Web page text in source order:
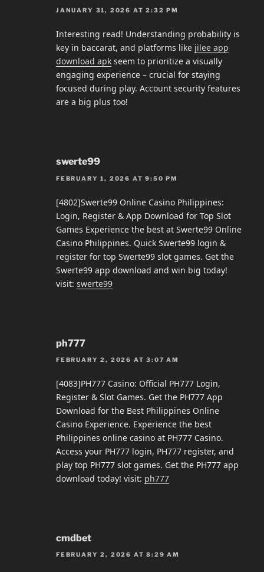
JANUARY 31, 2026 AT 2:32 PM
Interesting read! Understanding probability is
key in baccarat, and platforms like jilee app
download apk seem to prioritize a visually
engaging experience – crucial for staying
focused during play. Account security features
are a big plus too!
swerte99
FEBRUARY 1, 2026 AT 9:50 PM
[4802]Swerte99 Online Casino Philippines:
Login, Register & App Download for Top Slot
Games Experience the best at Swerte99 Online
Casino Philippines. Quick Swerte99 login &
register for top Swerte99 slot games. Get the
Swerte99 app download and win big today!
visit: swerte99
ph777
FEBRUARY 2, 2026 AT 3:07 AM
[4083]PH777 Casino: Official PH777 Login,
Register & Slot Games. Get the PH777 App
Download for the Best Philippines Online
Casino Experience. Experience the best
Philippines online casino at PH777 Casino.
Access your PH777 login, PH777 register, and
play top PH777 slot games. Get the PH777 app
download today! visit: ph777
cmdbet
FEBRUARY 2, 2026 AT 8:29 AM